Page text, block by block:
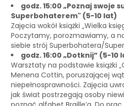
godz. 15:00 „Poznaj swoje
Superbohaterem" (5-10 lat)
Zajęcia wokół książki „Wielka
Poczytamy, porozmawiamy, a
siebie strój Superbohatera/
godz. 16:00 „Dotknij” (5-10
Warsztaty na podstawie książki
Menena Cottin, poruszającej
niepełnosprawności. Zajęcia
jak świat postrzegają osoby